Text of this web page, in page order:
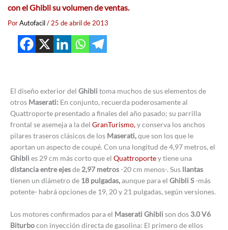
con el Ghibli suvolumen de ventas.
PorAutofacil/ 25 de abril de 2013
El diseño exterior del Ghibli toma muchos de sus elementos de
otros Maserati: En conjunto, recuerda poderosamente al
Quattroporte presentado a finales del año pasado; su parrilla
frontal se asemeja a la del GranTurismo,y conserva los anchos
pilares traseros clásicos de los Maserati,que son los que le
aportan un aspecto de coupé. Con una longitud de 4,97 metros, el
Ghibli es 29 cm más corto que el Quattroportey tiene una
distancia entre ejesde 2,97 metros-20 cm menos-. Sus llantas
tienen un diámetro de 18 pulgadas,aunque para el Ghibli S-más
potente- habrá opciones de 19, 20 y 21 pulgadas, según versiones.
Los motores confirmados para el Maserati Ghibli son dos 3.0 V6
Biturbocon inyección directa de gasolina: El primero de ellos